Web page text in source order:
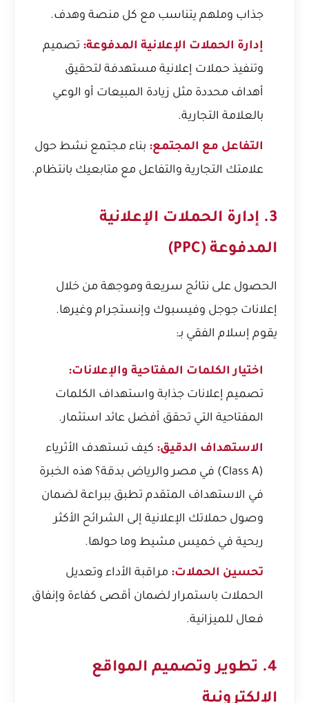
جذاب وملهم يتناسب مع كل منصة وهدف.
إدارة الحملات الإعلانية المدفوعة: تصميم
وتنفيذ حملات إعلانية مستهدفة لتحقيق
أهداف محددة مثل زيادة المبيعات أو الوعي
بالعلامة التجارية.
التفاعل مع المجتمع: بناء مجتمع نشط حول
علامتك التجارية والتفاعل مع متابعيك بانتظام.
3. إدارة الحملات الإعلانية
المدفوعة (PPC)
الحصول على نتائج سريعة وموجهة من خلال
إعلانات جوجل وفيسبوك وإنستجرام وغيرها.
يقوم إسلام الفقي بـ:
اختيار الكلمات المفتاحية والإعلانات:
تصميم إعلانات جذابة واستهداف الكلمات
المفتاحية التي تحقق أفضل عائد استثمار.
الاستهداف الدقيق: كيف تستهدف الأثرياء
(Class A) في مصر والرياض بدقة؟
هذه الخبرة
في الاستهداف المتقدم تطبق ببراعة لضمان
وصول حملاتك الإعلانية إلى الشرائح الأكثر
ربحية في خميس مشيط وما حولها.
تحسين الحملات: مراقبة الأداء وتعديل
الحملات باستمرار لضمان أقصى كفاءة وإنفاق
فعال للميزانية.
4. تطوير وتصميم المواقع
الإلكترونية